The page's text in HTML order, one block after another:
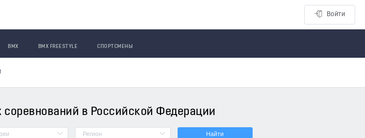
Войти
BMX BMX FREESTYLE СПОРТСМЕНЫ
в Российской Федерации
Найти